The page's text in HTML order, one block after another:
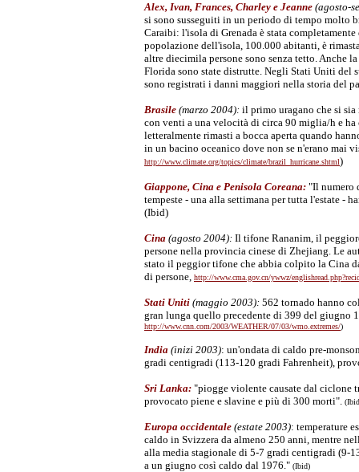
Alex, Ivan, Frances, Charley e Jeanne (agosto-
si sono susseguiti in un periodo di tempo molto
Caraibi: l'isola di Grenada è stata
popolazione dell'isola, 100.000 abitanti, è
altre diecimila persone sono senza tetto. Anche
Florida sono state distrutte. Negli Stati Uniti del
sono registrati i danni maggiori nella storia del
Brasile (marzo 2004): il primo uragano che si
con venti a una velocità di circa 90 miglia/h e
letteralmente rimasti a bocca aperta quando
in un bacino oceanico dove non se n'erano mai
http://www.climate.org/topics/climate/brazil_hurricane.shtml)
Giappone, Cina e Penisola Coreana: "Il numero
tempeste - una alla settimana per tutta l'estate -
(Ibid)
Cina (agosto 2004): Il tifone Rananim, il
persone nella provincia cinese di Zhejiang. Le
stato il peggior tifone che abbia colpito la Cina
di persone, http://www.cma.gov.cn/ywwz/
Stati Uniti (maggio 2003): 562 tornado hanno
gran lunga quello precedente di 399 del giugno
http://www.cnn.com/2003/WEATHER/07/03/wmo.extremes/)
India (inizi 2003): un'ondata di caldo pre-
gradi centigradi (113-120 gradi Fahrenheit),
Sri Lanka: "piogge violente causate dal ciclone
provocato piene e slavine e più di 300 morti".
Europa occidentale (estate 2003): temperature
caldo in Svizzera da almeno 250 anni, mentre
alla media stagionale di 5-7 gradi centigradi (9-
a un giugno così caldo dal 1976." (Ibid)